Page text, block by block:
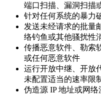
端口扫描、漏洞扫描
针对任何系统的暴力
发送未经请求的批量
络钓鱼或其他骚扰性
传播恶意软件、勒索
或任何恶意软件
运行开放中继、开放
未配置适当的速率限
伪造源 IP 地址或网